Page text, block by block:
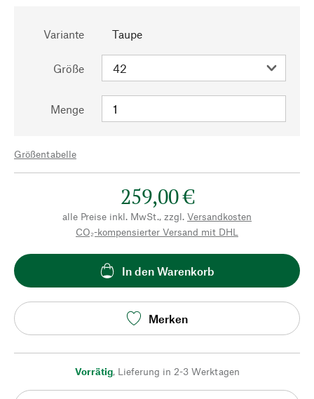
Variante Taupe
Größe
Menge
Größentabelle
259,00 €
alle Preise inkl. MwSt., zzgl. Versandkosten
CO₂-kompensierter Versand mit DHL
In den Warenkorb
Merken
Vorrätig, Lieferung in 2-3 Werktagen